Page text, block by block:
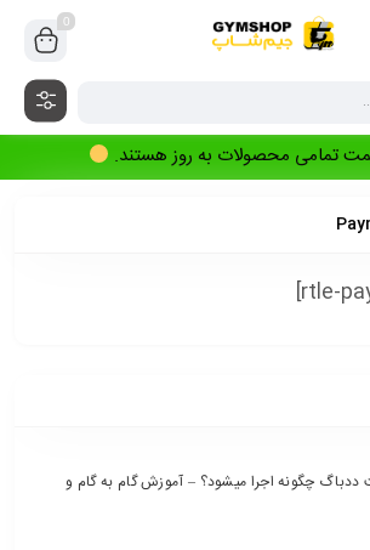
0
تمامی محصولات به روز هستند.
ددباگ چگونه اجرا میشود؟ – آموزش گام به گام و